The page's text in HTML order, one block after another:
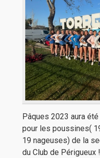
Pâques 2023 aura
pour les poussines(
19 nageuses) de la
du Club de Périgueux